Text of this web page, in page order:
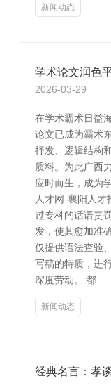
新闻动态
学术论文润色
2026-03-29
在学术霸术日益
论文已成为霸术
抒发、逻辑结构
质料。为此广西
应时而生，成为
人才网-襄阳人
过专科的话语责
发，使其愈加准
仅提供语法查验
写稿的特质，进
深度劳动。 都
新闻动态
经典名言：孝